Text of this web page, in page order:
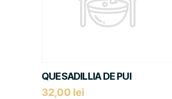
QUESADILLIA DE PUI
32,00 lei